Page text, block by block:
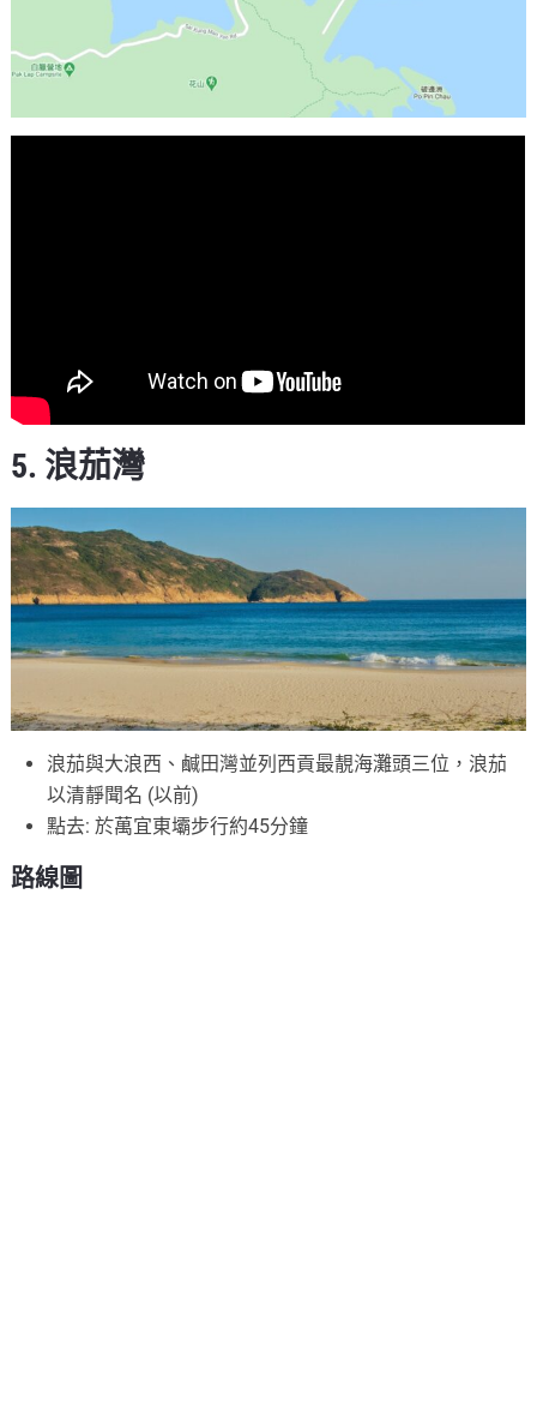
5. 浪茄灣
浪茄與大浪西、鹹田灣並列西貢最靚海灘頭三位，浪茄
以清靜聞名 (以前)
點去: 於萬宜東壩步行約45分鐘
路線圖